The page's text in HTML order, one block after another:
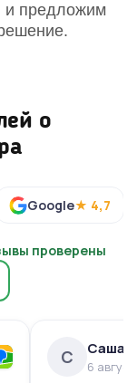
и предложим
о
Google★ 4,7
проверены
С Саша
6